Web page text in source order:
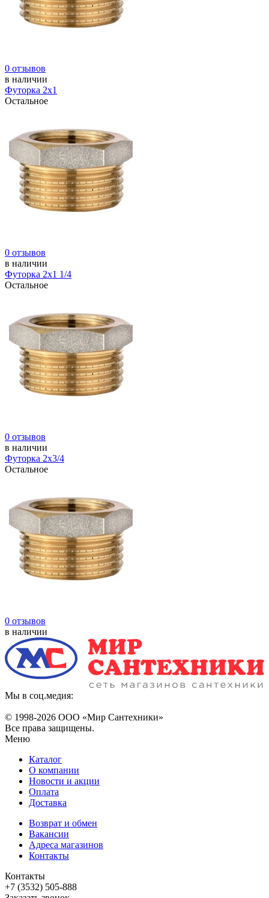
0 отзывов
в наличии
Футорка 2х1
Остальное
0 отзывов
в наличии
Футорка 2х1 1/4
Остальное
0 отзывов
в наличии
Футорка 2х3/4
Остальное
0 отзывов
в наличии
Мы в соц.медия:
© 1998-2026 ООО «Мир Сантехники»
Все права защищены.
Меню
Каталог
О компании
Новости и акции
Оплата
Доставка
Возврат и обмен
Вакансии
Адреса магазинов
Контакты
Контакты
+7 (3532) 505-888